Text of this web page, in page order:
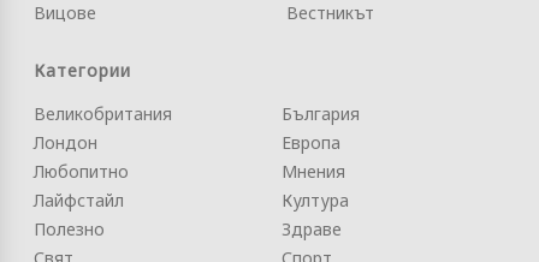
Вицове
Вестникът
Категории
Великобритания
Лондон
Любопитно
Лайфстайл
Полезно
България
Европа
Мнения
Култура
Здраве